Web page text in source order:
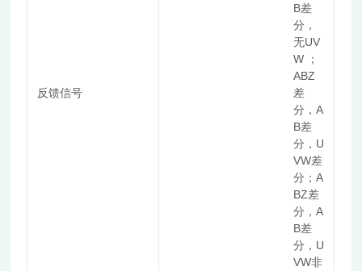
反馈信号
B差
分，
无UV
W ；
ABZ
差
分，A
B差
分，U
VW差
分；A
BZ差
分，A
B差
分，U
VW非